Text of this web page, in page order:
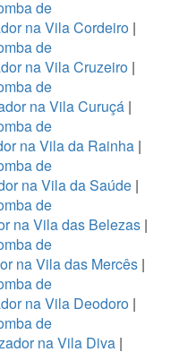
de
na Vila Cordeiro|
de
na Vila Cruzeiro |
de
na Vila Curuçá |
de
na Vila da Rainha |
de
na Vila da Saúde |
de
na Vila das Belezas|
de
na Vila das Mercês|
de
na Vila Deodoro|
de
na Vila Diva |